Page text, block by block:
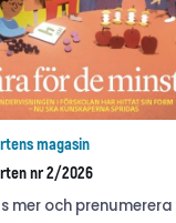
magasin
nr 2/2026
mer och prenumerera